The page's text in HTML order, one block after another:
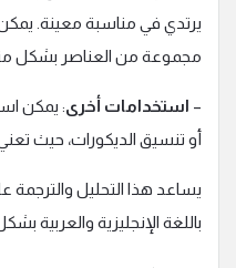
يرتدي في مناسبة معينة.
مجموعة من العناصر بشكل
– استخدامات أخرى: يمكن
أو تنسيق الديكورات، حيث
يساعد هذا التحليل
باللغة الإنجليزية والعربية